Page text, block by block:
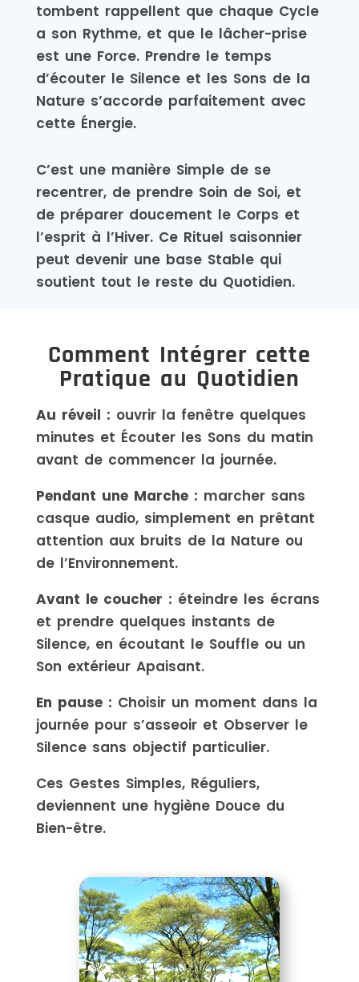
tombent rappellent que chaque Cycle
a son Rythme, et que le lâcher-prise
est une Force. Prendre le temps
d’écouter le Silence et les Sons de la
Nature s’accorde parfaitement avec
cette Énergie.
C’est une manière Simple de se
recentrer, de prendre Soin de Soi, et
de préparer doucement le Corps et
l’esprit à l’Hiver. Ce Rituel saisonnier
peut devenir une base Stable qui
soutient tout le reste du Quotidien.
Comment Intégrer cette
Pratique au Quotidien
Au réveil : ouvrir la fenêtre quelques
minutes et Écouter les Sons du matin
avant de commencer la journée.
Pendant une Marche : marcher sans
casque audio, simplement en prêtant
attention aux bruits de la Nature ou
de l’Environnement.
Avant le coucher : éteindre les écrans
et prendre quelques instants de
Silence, en écoutant le Souffle ou un
Son extérieur Apaisant.
En pause : Choisir un moment dans la
journée pour s’asseoir et Observer le
Silence sans objectif particulier.
Ces Gestes Simples, Réguliers,
deviennent une hygiène Douce du
Bien-être.